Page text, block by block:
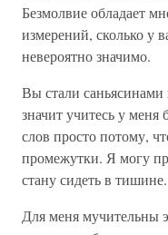
Безмолвие обладает
измерений, сколько у
невероятно значимо.
Вы стали
значит учитесь у
слов просто потому,
промежутки. Я могу
стану сидеть в тишине.
Для меня мучительны